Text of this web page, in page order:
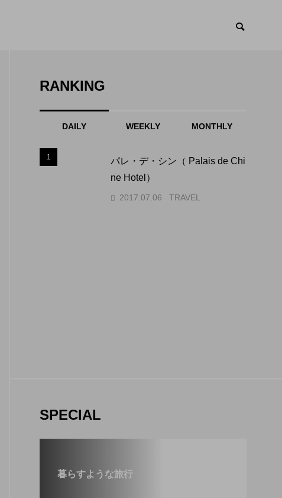
RANKING
DAILY WEEKLY MONTHLY
1
パレ・デ・シン（ Palais de Chi
ne Hotel）
2017.07.06 TRAVEL
SPECIAL
暮らすような旅行